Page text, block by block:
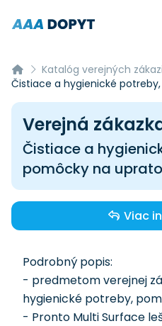
Katalóg verejných
Čistiace a hygienické
Verejná
Čistiace a
pomôcky na
Viac
Podrobný popis:
- predmetom verejnej
hygienické potreby,
- Pronto Multi Surface